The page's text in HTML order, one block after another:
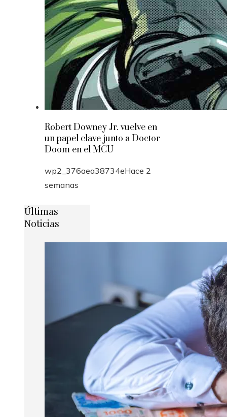
Robert Downey Jr. vuelve en
un papel clave junto a Doctor
Doom en el MCU
wp2_376aea38734eHace 2
semanas
Últimas
Noticias